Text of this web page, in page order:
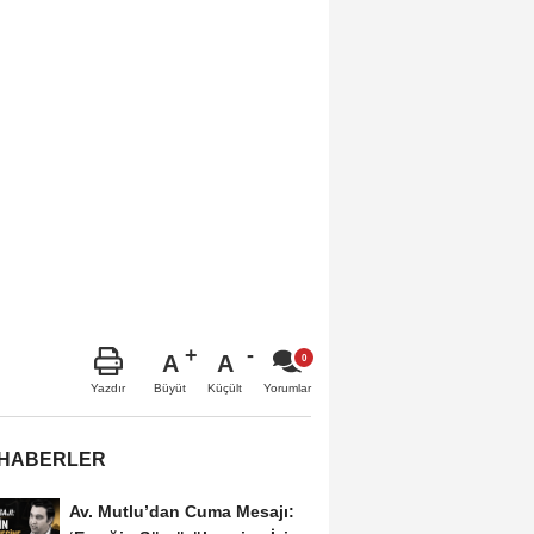
Yazdır
A
Büyüt
A
Küçült Yorumlar
Av. Mutlu’dan Cuma Mesajı: